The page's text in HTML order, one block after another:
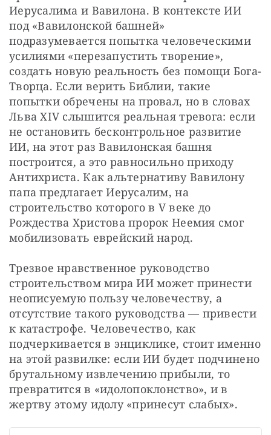
Иерусалима и Вавилона. В контексте ИИ
под «Вавилонской башней»
подразумевается попытка человеческими
усилиями «перезапустить творение»,
создать новую реальность без помощи Бога-
Творца. Если верить Библии, такие
попытки обречены на провал, но в словах
Льва XIV слышится реальная тревога: если
не остановить бесконтрольное развитие
ИИ, на этот раз Вавилонская башня
построится, а это равносильно приходу
Антихриста. Как альтернативу Вавилону
папа предлагает Иерусалим, на
строительство которого в V веке до
Рождества Христова пророк Неемия смог
мобилизовать еврейский народ.
Трезвое нравственное руководство
строительством мира ИИ может принести
неописуемую пользу человечеству, а
отсутствие такого руководства — привести
к катастрофе. Человечество, как
подчеркивается в энциклике, стоит именно
на этой развилке: если ИИ будет подчинено
брутальному извлечению прибыли, то
превратится в «идолопоклонство», и в
жертву этому идолу «принесут слабых».